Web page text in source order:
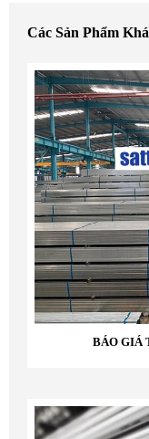
Các Sản Phẩm
BÁO GIÁ